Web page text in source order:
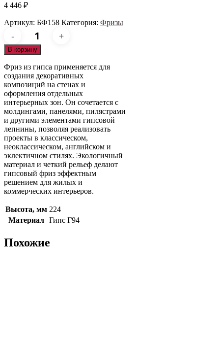
4 446 ₽
Артикул: БФ158 Категория: Фризы
Количество
товара
Гипсовый
фриз
БФ158
В корзину
Фриз из гипса применяется для
создания декоративных
композиций на стенах и
оформления отдельных
интерьерных зон. Он сочетается с
молдингами, панелями, пилястрами
и другими элементами гипсовой
лепнины, позволяя реализовать
проекты в классическом,
неоклассическом, английском и
эклектичном стилях. Экологичный
материал и четкий рельеф делают
гипсовый фриз эффектным
решением для жилых и
коммерческих интерьеров.
Высота, мм 224
Материал Гипс Г94
Похожие